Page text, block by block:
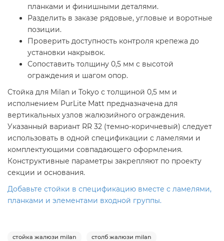
планками и финишными деталями.
Разделить в заказе рядовые, угловые и воротные
позиции.
Проверить доступность контроля крепежа до
установки накрывок.
Сопоставить толщину 0,5 мм с высотой
ограждения и шагом опор.
Стойка для Milan и Tokyo с толщиной 0,5 мм и
исполнением PurLite Мatt предназначена для
вертикальных узлов жалюзийного ограждения.
Указанный вариант RR 32 (темно-коричневый) следует
использовать в одной спецификации с ламелями и
комплектующими совпадающего оформления.
Конструктивные параметры закрепляют по проекту
секции и основания.
Добавьте стойки в спецификацию вместе с ламелями,
планками и элементами входной группы.
стойка жалюзи milan столб жалюзи milan